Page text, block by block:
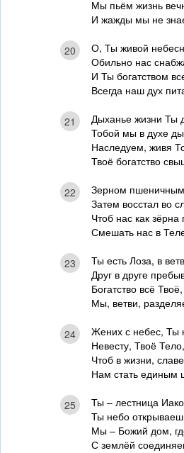
Мы пьём жизнь
И жажды мы не
20
О, Ты живой
Обильно нас
И Ты богатством
Всегда наш дух
21
Дыханье жизни Ты
Тобой мы в духе
Наследуем, живя
Твоё богатство
22
Зерном
Затем восстал во
Чтоб нас как зёрна
Смешать нас в
23
Ты есть Лоза, в
Друг в друге
Богатство всё
Мы, ветви,
24
Жених с небес, Ты
Невесту, Твоё Тело,
Чтоб в жизни,
Нам стать единым
25
Ты – лестница
Ты небо
Мы – Божий дом,
С землёй